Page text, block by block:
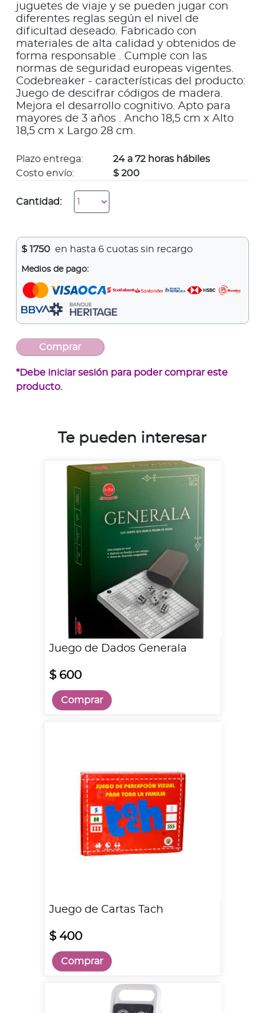
juguetes de viaje y se pueden jugar con
diferentes reglas según el nivel de
dificultad deseado. Fabricado con
materiales de alta calidad y obtenidos de
forma responsable . Cumple con las
normas de seguridad europeas vigentes.
Codebreaker - características del producto:
Juego de descifrar códigos de madera.
Mejora el desarrollo cognitivo. Apto para
mayores de 3 años . Ancho 18,5 cm x Alto
18,5 cm x Largo 28 cm.
Plazo entrega:
24 a 72 horas hábiles
Costo envío:
$ 200
Cantidad:
$ 1750 en hasta 6 cuotas sin recargo
Medios de pago:
*Debe iniciar sesión para poder comprar este
producto.
Te pueden interesar
Juego de Dados Generala
$ 600
Comprar
Juego de Cartas Tach
$ 400
Comprar